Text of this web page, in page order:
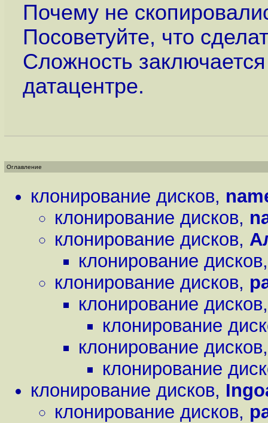
Почему не
Посоветуйте, что
Сложность
датацентре.
Оглавление
клонирование дисков,
клонирование дисков,
клонирование дисков,
клонирование дисков
клонирование дисков,
клонирование дисков
клонирование
клонирование дисков
клонирование
клонирование дисков,
клонирование дисков,